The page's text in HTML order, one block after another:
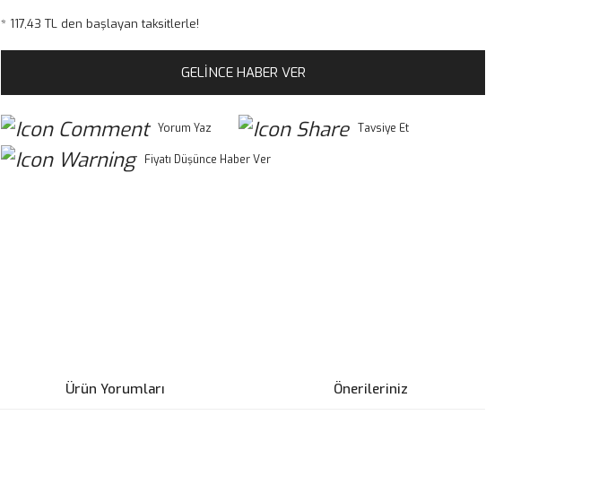
* 117,43 TL den başlayan taksitlerle!
GELİNCE HABER VER
Yorum Yaz Tavsiye Et
Fiyatı Düşünce Haber Ver
Ürün Yorumları Önerileriniz